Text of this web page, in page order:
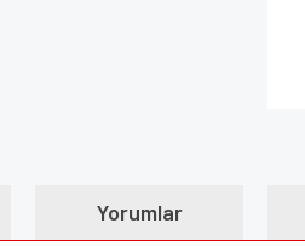
Yorumlar